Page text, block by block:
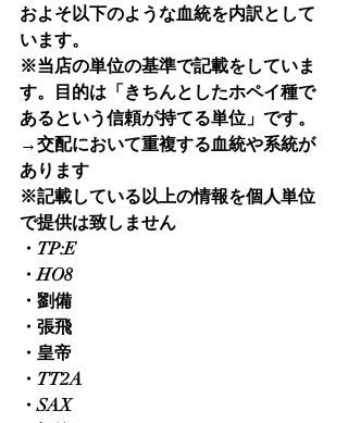
およそ以下のような血統を内訳として
います。
※当店の単位の基準で記載をしていま
す。目的は「きちんとしたホペイ種で
あるという信頼が持てる単位」です。
→交配において重複する血統や系統が
あります
※記載している以上の情報を個人単位
で提供は致しません
・TP:E
・HO8
・劉備
・張飛
・皇帝
・TT2A
・SAX